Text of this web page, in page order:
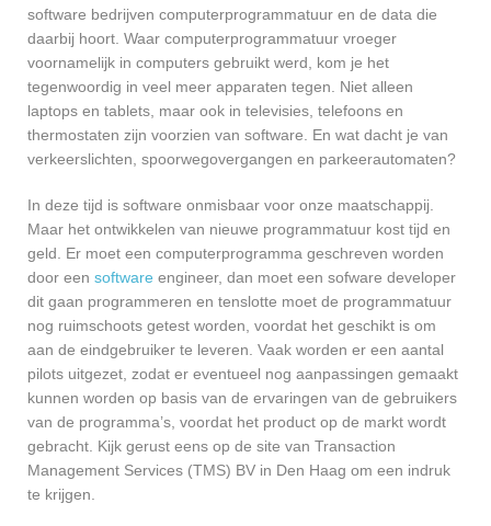
software bedrijven computerprogrammatuur en de data die
daarbij hoort. Waar computerprogrammatuur vroeger
voornamelijk in computers gebruikt werd, kom je het
tegenwoordig in veel meer apparaten tegen. Niet alleen
laptops en tablets, maar ook in televisies, telefoons en
thermostaten zijn voorzien van software. En wat dacht je van
verkeerslichten, spoorwegovergangen en parkeerautomaten?
In deze tijd is software onmisbaar voor onze maatschappij.
Maar het ontwikkelen van nieuwe programmatuur kost tijd en
geld. Er moet een computerprogramma geschreven worden
door een software engineer, dan moet een sofware developer
dit gaan programmeren en tenslotte moet de programmatuur
nog ruimschoots getest worden, voordat het geschikt is om
aan de eindgebruiker te leveren. Vaak worden er een aantal
pilots uitgezet, zodat er eventueel nog aanpassingen gemaakt
kunnen worden op basis van de ervaringen van de gebruikers
van de programma’s, voordat het product op de markt wordt
gebracht. Kijk gerust eens op de site van Transaction
Management Services (TMS) BV in Den Haag om een indruk
te krijgen.